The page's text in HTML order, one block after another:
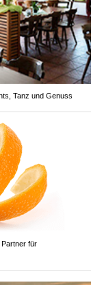
Tanz und Genuss
Partner für